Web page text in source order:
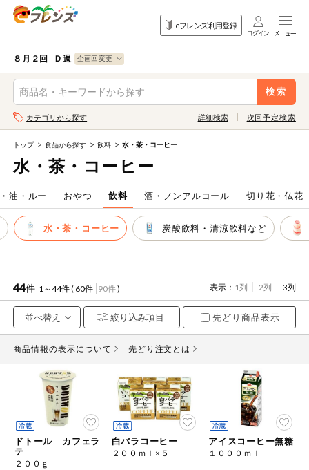
eフレンズ利用登録
ログイン
生協加入はこちら
登録から開始まで
注文番号注文
お気に入り注文
注文履歴注文
WEBカタログ
先着限定から探す
８月２回 Ｄ週
検索
食品
から探す
目的
から探す
果物
野菜
肉・ハム・ソ
ーセージ
魚介・加工品
米・雑穀など
パン・ジャム
豆腐・納豆・
こんにゃく
冷凍食品
ミールキット
果物すべて
カテゴリから探す 詳細検索
検索条件を指定してください。全項目に条件を指定しなくて
も検索できます。
キーワード
キーワードをすべて含む
メーカー名
カテゴリ
特価情報
アレルゲン情報
次回予定検索
トップ 食品から探す 飲料 水・茶・コーヒー
水・茶・コーヒー
油・ルー おやつ 飲料 酒・ノンアルコール 切り花・仏花
水・茶・コーヒー 炭酸飲料・清涼飲料など
44件 1～44件 ( 60件 90件) 表示： 1列 2列 3列
先どり商品表示
商品情報の表示について 先どり注文とは
ドトール カフェラ
テ
２００ｇ
白バラコーヒー
２００ｍｌ×５
アイスコーヒー無糖
１０００ｍｌ